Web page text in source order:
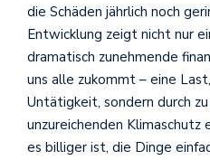
die Schäden jährlich noch
Entwicklung zeigt nicht nur
dramatisch zunehmende
uns alle zukommt – eine
Untätigkeit, sondern durch
unzureichenden
es billiger ist, die Dinge